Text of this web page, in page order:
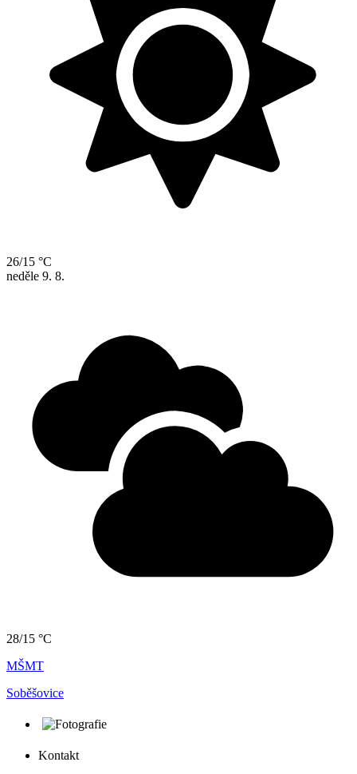
26/15 °C
neděle 9. 8.
28/15 °C
MŠMT
Soběšovice
Kontakt